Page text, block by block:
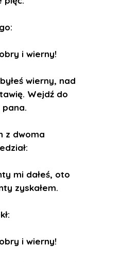
i wierny!
wierny, nad
Wejdź do
z dwoma
mi dałeś, oto
zyskałem.
i wierny!